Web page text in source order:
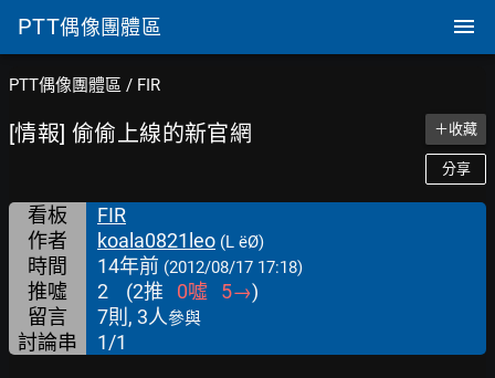
PTT偶像團體區
PTT偶像團體區 / FIR
[情報] 偷偷上線的新官網 ＋收藏
分享
看板
FIR
作者
koala0821leo (L ëØ)
時間 14年前 (2012/08/17 17:18)
推噓 2 (2推 0噓 5→)
留言
7則, 3人參與
討論串 1/1